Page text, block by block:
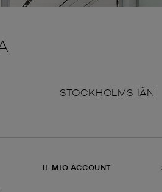
STOCKHOLMS IÄN
IL MIO ACCOUNT